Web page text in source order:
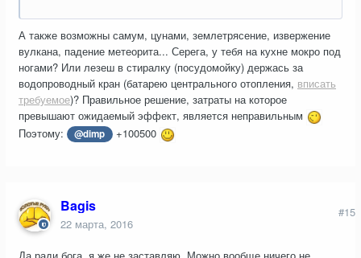
А также возможны самум, цунами, землетрясение, извержение
вулкана, падение метеорита... Серега, у тебя на кухне мокро под
ногами? Или лезеш в стиралку (посудомойку) держась за
водопроводный кран (батарею центрального отопления, вписать
требуемое)? Правильное решение, затраты на которое
превышают ожидаемый эффект, является неправильным
Поэтому:
@dimp +100500
Bagis
22 марта, 2016
#15